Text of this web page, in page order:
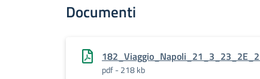
Documenti
pdf - 218 kb